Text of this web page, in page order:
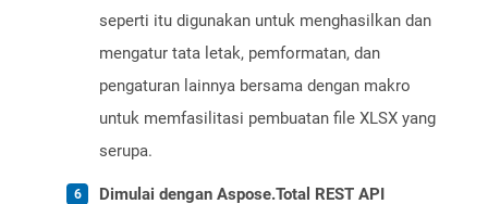
seperti itu digunakan untuk menghasilkan dan
mengatur tata letak, pemformatan, dan
pengaturan lainnya bersama dengan makro
untuk memfasilitasi pembuatan file XLSX yang
serupa.
Dimulai dengan Aspose.Total REST API